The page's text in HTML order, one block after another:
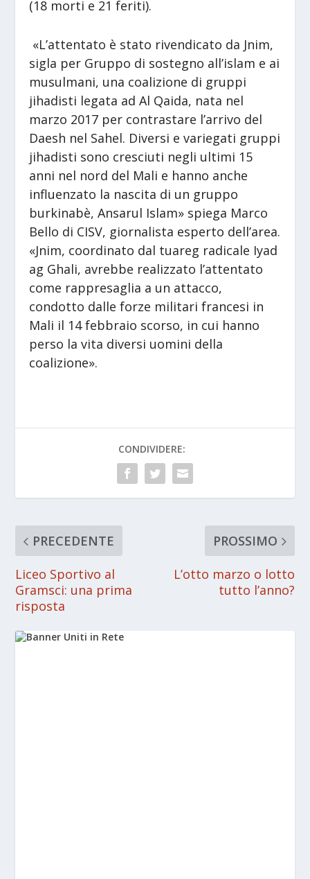
(18 morti e 21 feriti).
«L’attentato è stato rivendicato da Jnim,
sigla per Gruppo di sostegno all’islam e ai
musulmani, una coalizione di gruppi
jihadisti legata ad Al Qaida, nata nel
marzo 2017 per contrastare l’arrivo del
Daesh nel Sahel. Diversi e variegati gruppi
jihadisti sono cresciuti negli ultimi 15
anni nel nord del Mali e hanno anche
influenzato la nascita di un gruppo
burkinabè, Ansarul Islam» spiega Marco
Bello di CISV, giornalista esperto dell’area.
«Jnim, coordinato dal tuareg radicale Iyad
ag Ghali, avrebbe realizzato l’attentato
come rappresaglia a un attacco,
condotto dalle forze militari francesi in
Mali il 14 febbraio scorso, in cui hanno
perso la vita diversi uomini della
coalizione».
CONDIVIDERE:
PRECEDENTE
Liceo Sportivo al
Gramsci: una prima
risposta
PROSSIMO
L’otto marzo o lotto
tutto l’anno?